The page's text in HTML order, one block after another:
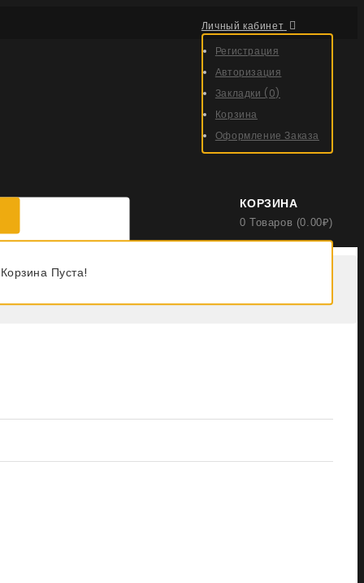
Личный кабинет
Регистрация
Авторизация
Закладки (0)
Корзина
Оформление Заказа
КОРЗИНА
0 Товаров (0.00₽)
Пуста!